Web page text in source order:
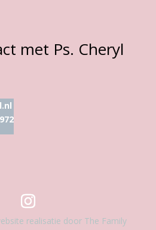
met Ps. Cheryl
realisatie door The Family